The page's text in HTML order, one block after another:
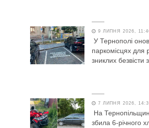
9 ЛИПНЯ 2026,
У Тернополі
паркомісцях для
зниклих безвісти
7 ЛИПНЯ 2026,
На
збила 6-річного